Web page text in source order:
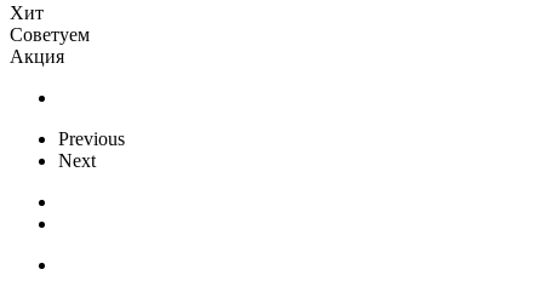
Хит
Советуем
Акция
Previous
Next